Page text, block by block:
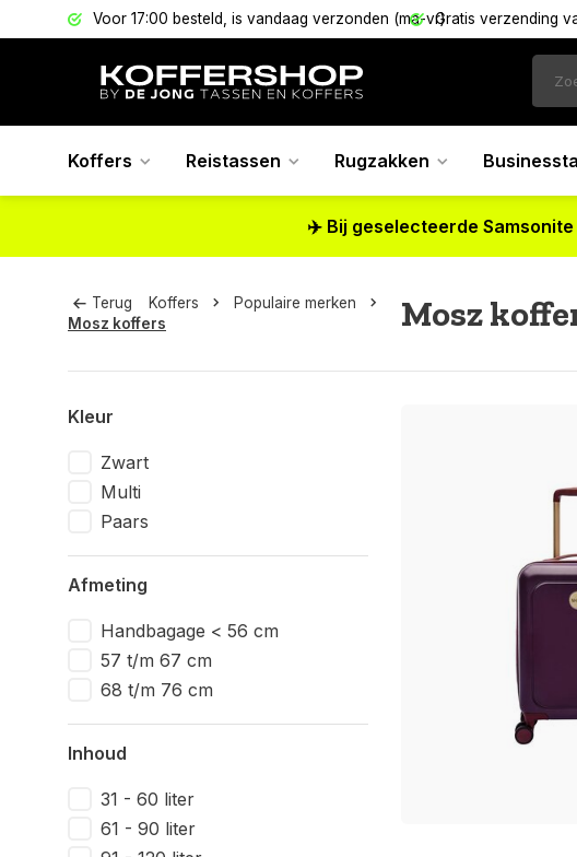
Voor 17:00 besteld, is vandaag verzonden (ma-vr)Gratis verzending
Koffers Reistassen Rugzakken
✈️ Bij geselecteerde
Terug Koffers
Populaire merken
Mosz koffers
Mosz
Kleur
Zwart
Multi
Paars
Afmeting
Handbagage < 56 cm
57 t/m 67 cm
68 t/m 76 cm
Inhoud
31 - 60 liter
61 - 90 liter